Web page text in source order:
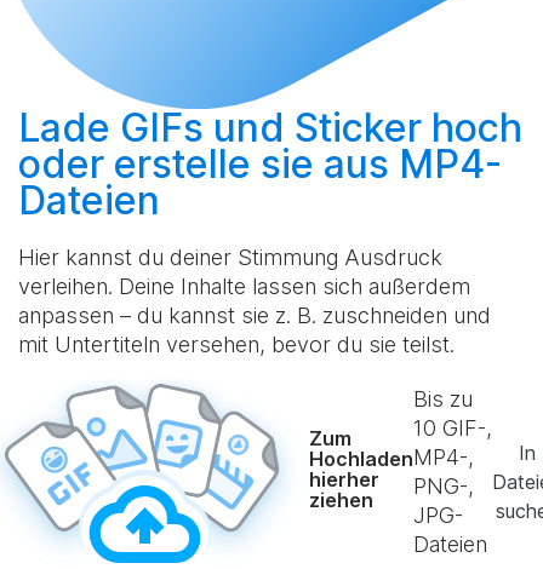
Lade GIFs und Sticker hoch
oder erstelle sie aus MP4-
Dateien
Hier kannst du deiner Stimmung Ausdruck
verleihen. Deine Inhalte lassen sich außerdem
anpassen – du kannst sie z. B. zuschneiden und
mit Untertiteln versehen, bevor du sie teilst.
Zum
Hochladen
hierher
ziehen
Bis zu
10 GIF-,
MP4-,
PNG-,
JPG-
Dateien
In